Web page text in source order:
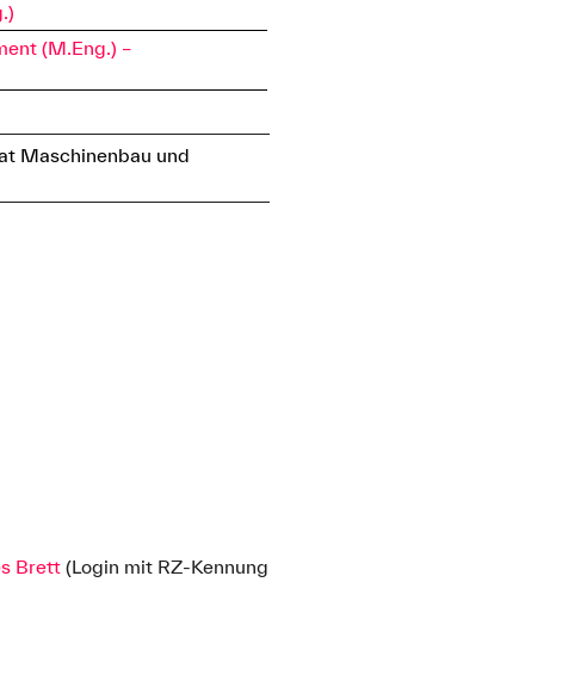
(M.Eng.) –
Maschinenbau und
Brett (Login mit RZ-Kennung